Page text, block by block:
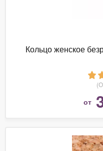
Кольцо женское
от